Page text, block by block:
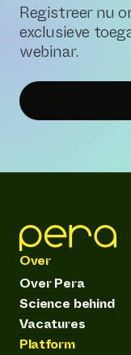
Registreer nu
exclusieve
webinar.
Over
Over Pera
Science behind
Vacatures
Platform